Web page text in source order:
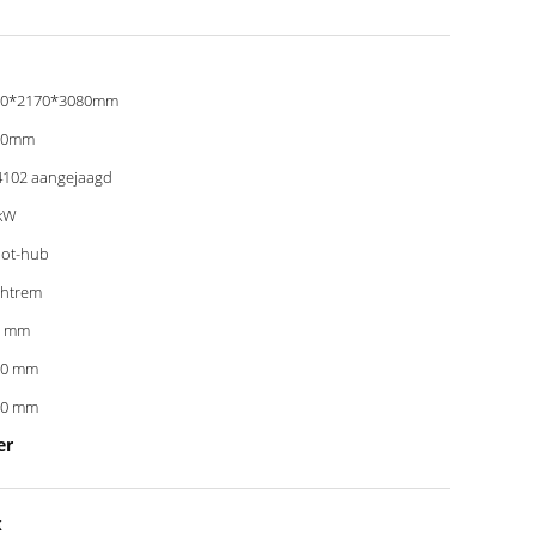
aangejaagd
hub
mm
mm
mm